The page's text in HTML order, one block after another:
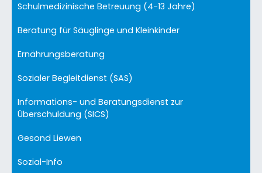
Schulmedizinische Betreuung (4-13 Jahre)
Beratung für Säuglinge und Kleinkinder
Ernährungsberatung
Sozialer Begleitdienst (SAS)
Informations- und Beratungsdienst zur
Überschuldung (SICS)
Gesond Liewen
Sozial-Info